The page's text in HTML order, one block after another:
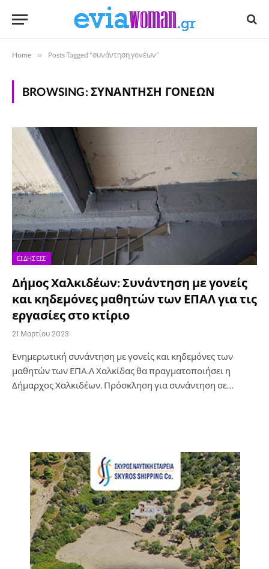
Home » Posts Tagged "συνάντηση γονέων"
BROWSING: ΣΥΝΆΝΤΗΣΗ ΓΟΝΈΩΝ
ΕΙΔΉΣΕΙΣ
Δήμος Χαλκιδέων: Συνάντηση με γονείς
και κηδεμόνες μαθητών των ΕΠΑΛ για τις
εργασίες στο κτίριο
21 Μαρτίου 2023
Ενημερωτική συνάντηση με γονείς και κηδεμόνες των
μαθητών των ΕΠΑ.Λ Χαλκίδας θα πραγματοποιήσει η
Δήμαρχος Χαλκιδέων. Πρόσκληση για συνάντηση σε…